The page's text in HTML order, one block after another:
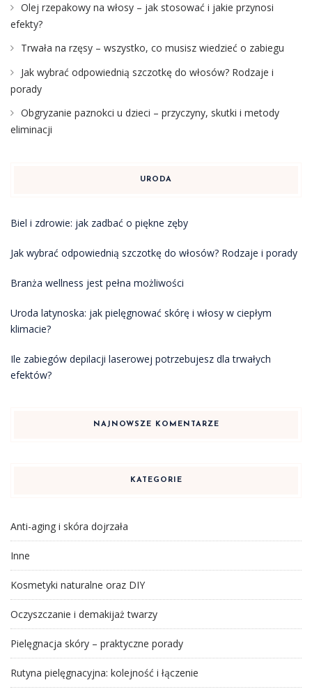
Olej rzepakowy na włosy – jak stosować i jakie przynosi
efekty?
Trwała na rzęsy – wszystko, co musisz wiedzieć o zabiegu
Jak wybrać odpowiednią szczotkę do włosów? Rodzaje i
porady
Obgryzanie paznokci u dzieci – przyczyny, skutki i metody
eliminacji
URODA
Biel i zdrowie: jak zadbać o piękne zęby
Jak wybrać odpowiednią szczotkę do włosów? Rodzaje i porady
Branża wellness jest pełna możliwości
Uroda latynoska: jak pielęgnować skórę i włosy w ciepłym
klimacie?
Ile zabiegów depilacji laserowej potrzebujesz dla trwałych
efektów?
NAJNOWSZE KOMENTARZE
KATEGORIE
Anti-aging i skóra dojrzała
Inne
Kosmetyki naturalne oraz DIY
Oczyszczanie i demakijaż twarzy
Pielęgnacja skóry – praktyczne porady
Rutyna pielęgnacyjna: kolejność i łączenie